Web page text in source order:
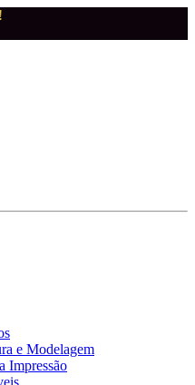
e Modelagem
Impressão